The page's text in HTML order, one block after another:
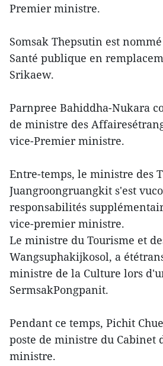
Premier ministre.
Somsak Thepsutin est
Santé publique en
Srikaew.
Parnpree Bahiddha-Nukara
de ministre des
vice-Premier ministre.
Entre-temps, le ministre des
Juangroongruangkit s'est
responsabilités
vice-premier ministre.
Le ministre du Tourisme et
Wangsuphakijkosol, a
ministre de la Culture lors
SermsakPongpanit.
Pendant ce temps, Pichit
poste de ministre du Cabinet
ministre.